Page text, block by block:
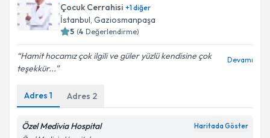
E-posta Adresiniz
kapsamda işlenmesini kabul ediyorum.
Çocuk Cerrahisi +1diğer
İstanbul, Gaziosmanpaşa
5 (4 Değerlendirme)
Hamit hocamız çok ilgili ve güler yüzlü kendisine çok
teşekkür...
Devamı
Adres 1 Adres 2
Özel Medivia Hospital Haritada Göster